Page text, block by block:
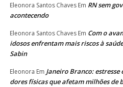
Eleonora Santos Chaves Em RN sem
acontecendo
Eleonora Santos Chaves Em Com o
idosos enfrentam mais riscos à
Sabin
Eleonora Em Janeiro Branco:
dores físicas que afetam milhões de